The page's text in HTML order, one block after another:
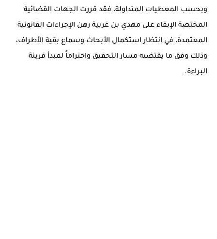
وبحسب المعطيات المتداولة، فقد قررت الجهات القضائية
المختصة الإبقاء على مهدي بن غربية رهن الإجراءات القانونية
المعتمدة، في انتظار استكمال الأبحاث وسماع بقية الأطراف،
وذلك وفق ما يقتضيه مسار التحقيق واحتراماً لمبدأ قرينة
البراءة.